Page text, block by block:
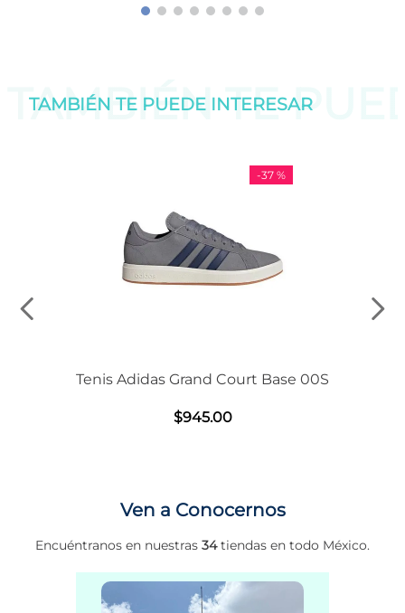
TAMBIÉN TE
TAMBIÉN TE PUEDE INTERESAR
-37 %
Tenis Adidas Grand Court Base 00S
$945.00
Ven a Conocernos
Encuéntranos en nuestras 34tiendas en todo México.